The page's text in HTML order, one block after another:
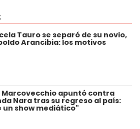
Tauro se separó de su novio,
Arancibia: los motivos
Marcovecchio apuntó contra
Nara tras su regreso al país:
un show mediático"